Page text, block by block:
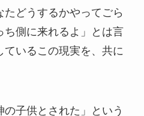
どうするかやってごら
ち側に来れるよ」とは言
いるこの現実を、共に
子供とされた」という